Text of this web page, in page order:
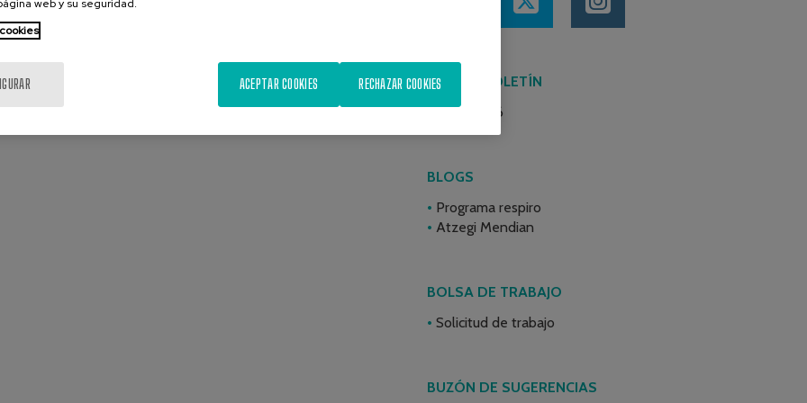
ÚLTIMO BOLETÍN
Junio 2026
BLOGS
Programa respiro
Atzegi Mendian
BOLSA DE TRABAJO
Solicitud de trabajo
BUZÓN DE SUGERENCIAS
web y su seguridad.
RECHAZAR COOKIES
ACEPTAR COOKIES